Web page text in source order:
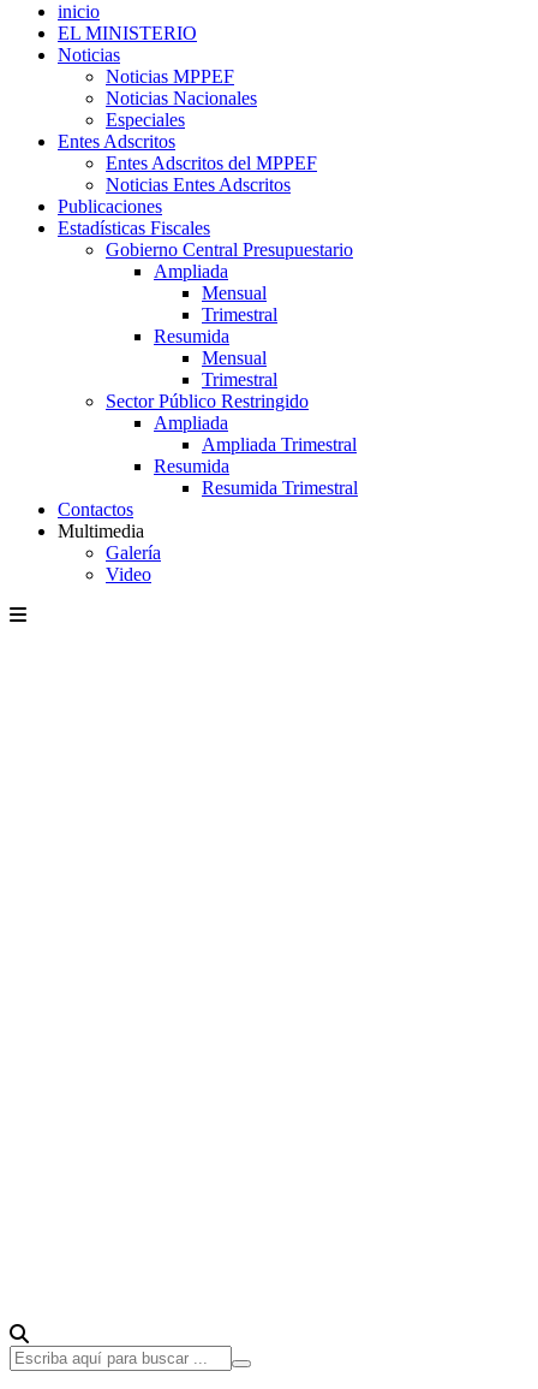
inicio
EL MINISTERIO
Noticias
Noticias MPPEF
Noticias Nacionales
Especiales
Entes Adscritos
Entes Adscritos del MPPEF
Noticias Entes Adscritos
Publicaciones
Estadísticas Fiscales
Gobierno Central Presupuestario
Ampliada
Mensual
Trimestral
Resumida
Mensual
Trimestral
Sector Público Restringido
Ampliada
Ampliada Trimestral
Resumida
Resumida Trimestral
Contactos
Multimedia
Galería
Video